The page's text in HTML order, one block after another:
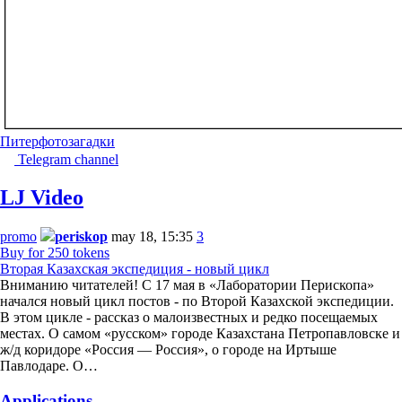
Питерфотозагадки
Telegram channel
LJ Video
promo periskop may 18, 15:35 3
Buy for 250 tokens
Вторая Казахская экспедиция - новый цикл
Вниманию читателей! С 17 мая в «Лаборатории Перископа»
начался новый цикл постов - по Второй Казахской экспедиции.
В этом цикле - рассказ о малоизвестных и редко посещаемых
местах. О самом «русском» городе Казахстана Петропавловске и
ж/д коридоре «Россия — Россия», о городе на Иртыше
Павлодаре. О…